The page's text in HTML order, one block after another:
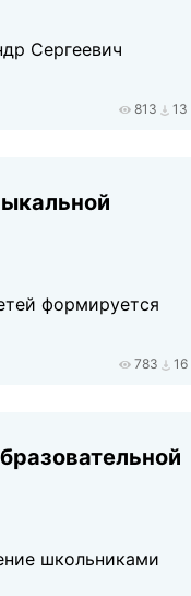
Сергеевич
813 13
формируется
783 16
школьниками